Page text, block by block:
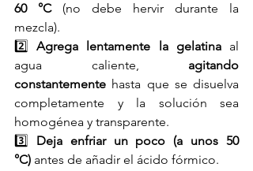
60 °C (no debe hervir durante la
mezcla).
2️⃣ Agrega lentamente la gelatina al
agua caliente, agitando
constantemente hasta que se disuelva
completamente y la solución sea
homogénea y transparente.
3️⃣ Deja enfriar un poco (a unos 50
°C) antes de añadir el ácido fórmico.